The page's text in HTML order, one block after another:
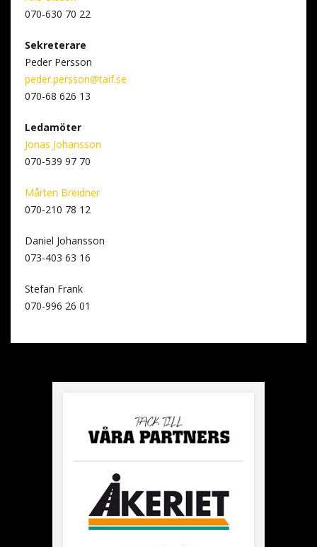
070-630 70 22
Sekreterare
Peder Persson
peder.persson@taif.se
070-68 626 13
Ledamöter
Jonas Johansson
070-539 97 70
Mårten Breidner
070-210 78 12
Daniel Johansson
073-403 63 16
Stefan Frank
070-996 26 01